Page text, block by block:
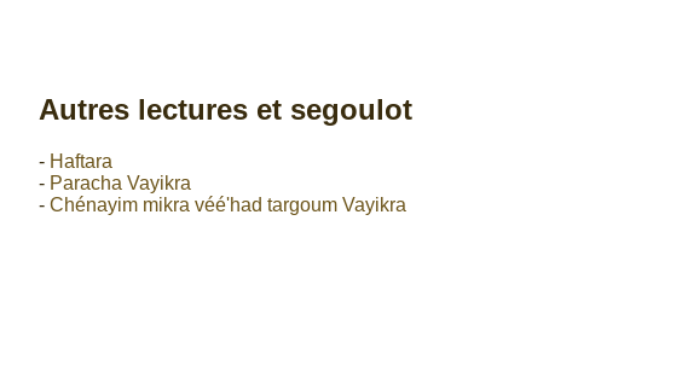
Autres lectures et segoulot
- Haftara
- Paracha Vayikra
- Chénayim mikra véé'had targoum Vayikra